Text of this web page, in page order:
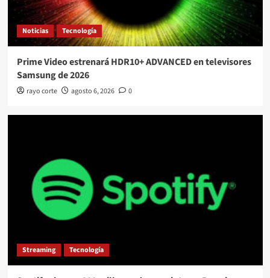
Noticias Tecnología
Prime Video estrenará HDR10+ ADVANCED en televisores
Samsung de 2026
rayo corte agosto 6, 2026 0
Streaming Tecnología